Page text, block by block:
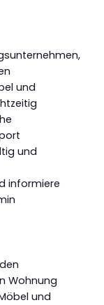
und
und
informiere
Wohnung
und